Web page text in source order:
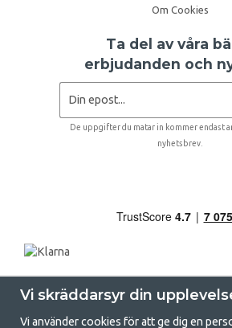
Om Cookies
Ta del av våra
erbjudanden och
De uppgifter du matar in kommer endast
nyhetsbrev.
Vi skräddarsyr din
Vi använder cookies för att ge dig en